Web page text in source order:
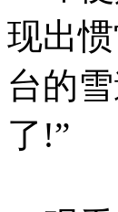
现出
台的
了!”